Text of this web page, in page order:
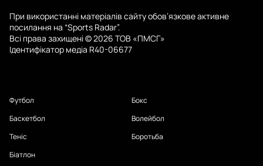
При використанні матеріалів сайту обов’язкове активне
посилання на “Sports Radar”.
Всі права захищені © 2026 ТОВ «ПМСГ»
Ідентифікатор медіа R40-06677
Футбол
Баскетбол
Теніс
Біатлон
Бокс
Волейбол
Боротьба